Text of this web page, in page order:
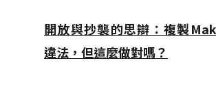
開放與抄襲的思辯：複製
違法，但這麼做對嗎？